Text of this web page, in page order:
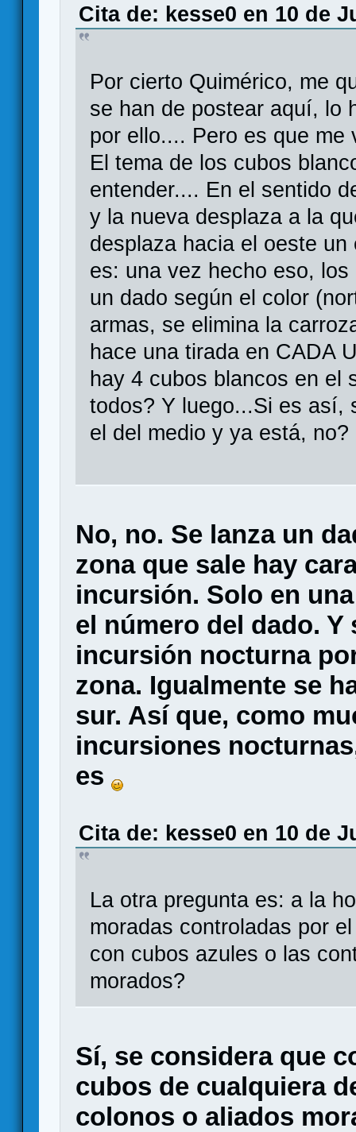
Cita de: kesse0 en 10 de
Por cierto Quimérico, me
se han de postear aquí, lo
por ello.... Pero es que me
El tema de los cubos
entender.... En el sentido
y la nueva desplaza a la
desplaza hacia el oeste
es: una vez hecho eso,
un dado según el color
armas, se elimina la
hace una tirada en CADA
hay 4 cubos blancos en el
todos? Y luego...Si es así,
el del medio y ya está, no?
No, no. Se lanza un
zona que sale hay
incursión. Solo en
el número del dado. Y
incursión nocturna
zona. Igualmente se
sur. Así que, como
incursiones
es
Cita de: kesse0 en 10 de
La otra pregunta es: a la
moradas controladas por
con cubos azules o las
morados?
Sí, se considera que
cubos de cualquiera
colonos o aliados